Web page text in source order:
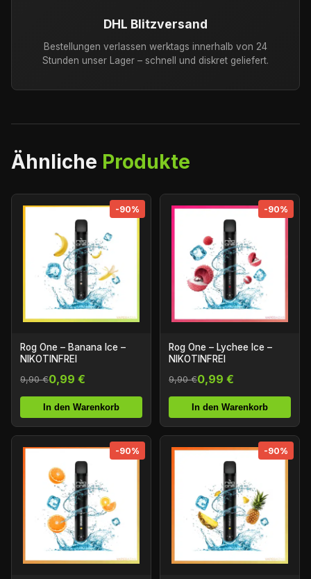
DHL Blitzversand
Bestellungen verlassen werktags innerhalb von 24
Stunden unser Lager – schnell und diskret geliefert.
Ähnliche Produkte
-90%
Rog One – Banana Ice –
NIKOTINFREI
9,90 €0,99 €
In den Warenkorb
-90%
Rog One – Lychee Ice –
NIKOTINFREI
9,90 €0,99 €
In den Warenkorb
-90% -90%